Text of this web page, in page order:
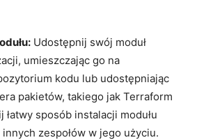
Udostępnij swój ‍moduł
⁢umieszczając go ​na⁣
kodu lub‍ udostępniając
pakietów, ⁤takiego jak Terraform
⁣łatwy sposób instalacji modułu
zespołów w jego użyciu.